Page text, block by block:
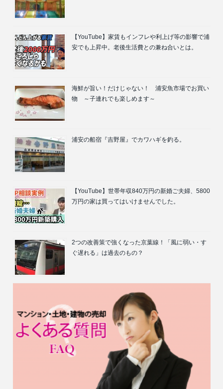
【YouTube】家賃もインフレや利上げ等の影響で浦
安でも上昇中。老後生活費との兼ね合いとは。
海鮮が旨い！だけじゃない！ 浦安魚市場でお買い
物 ～子連れでも楽しめます～
浦安の船宿『吉野屋』でカワハギを釣る。
【YouTube】世帯年収840万円の新婚ご夫婦、5800
万円の家は買ってはいけませんでした。
2つの改善策で強くなった京葉線！「風に弱い・す
ぐ遅れる」は過去のもの？